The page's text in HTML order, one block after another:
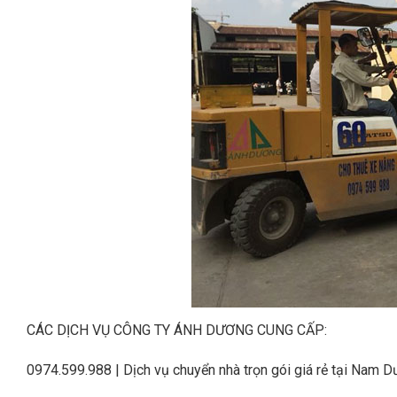
CÁC DỊCH VỤ CÔNG TY ÁNH DƯƠNG CUNG CẤP:
0974.599.988 | Dịch vụ chuyển nhà trọn gói giá rẻ tại Nam